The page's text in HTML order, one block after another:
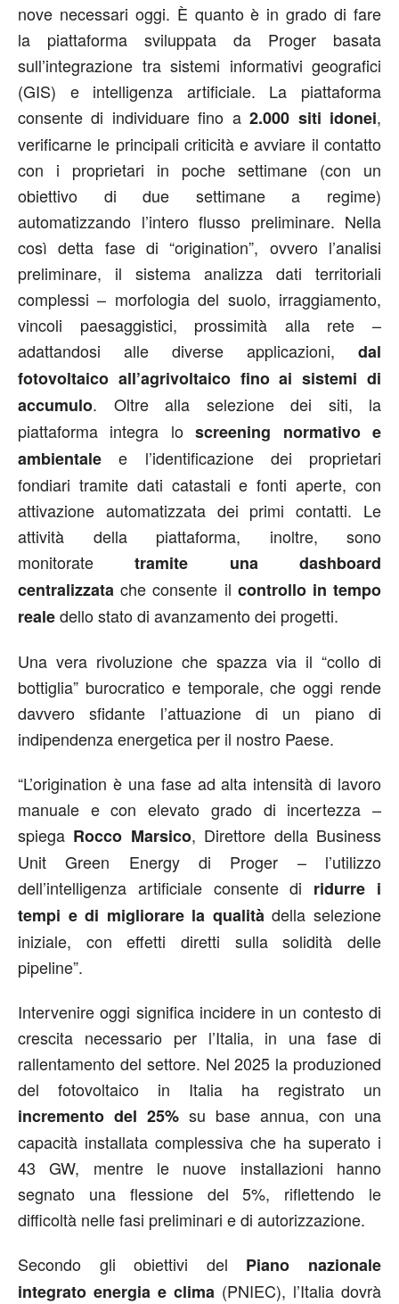
nove necessari oggi. È quanto è in grado di fare
la piattaforma sviluppata da Proger basata
sull’integrazione tra sistemi informativi geografici
(GIS) e intelligenza artificiale. La piattaforma
consente di individuare fino a2.000 siti idonei,
verificarne le principali criticità e avviare il contatto
con i proprietari in poche settimane (con un
obiettivo di due settimane a regime)
automatizzando l’intero flusso preliminare. Nella
così detta fase di “origination”, ovvero l’analisi
preliminare, il sistema analizza dati territoriali
complessi – morfologia del suolo, irraggiamento,
vincoli paesaggistici, prossimità alla rete –
adattandosi alle diverse applicazioni, dal
fotovoltaico all’agrivoltaico fino ai sistemi di
accumulo. Oltre alla selezione dei siti, la
piattaforma integra loscreening normativo e
ambientale e l’identificazione dei proprietari
fondiari tramite dati catastali e fonti aperte, con
attivazione automatizzata dei primi contatti. Le
attività della piattaforma, inoltre, sono
monitoratetramite una dashboard
centralizzata che consente il controllo in tempo
realedello stato di avanzamento dei progetti.
Una vera rivoluzione che spazza via il “collo di
bottiglia” burocratico e temporale, che oggi rende
davvero sfidante l’attuazione di un piano di
indipendenza energetica per il nostro Paese.
“L’origination è una fase ad alta intensità di lavoro
manuale e con elevato grado di incertezza –
spiega Rocco Marsico, Direttore della Business
Unit Green Energy di Proger – l’utilizzo
dell’intelligenza artificiale consente di ridurre i
tempi e di migliorare la qualità della selezione
iniziale, con effetti diretti sulla solidità delle
pipeline”.
Intervenire oggi significa incidere in un contesto di
crescita necessario per l’Italia, in una fase di
rallentamento del settore. Nel 2025 la produzioned
del fotovoltaico in Italia ha registrato un
incremento del 25% su base annua, con una
capacità installata complessiva che ha superato i
43 GW, mentre le nuove installazioni hanno
segnato una flessione del 5%, riflettendo le
difficoltà nelle fasi preliminari e di autorizzazione.
Secondo gli obiettivi del Piano nazionale
integrato energia e clima (PNIEC), l’Italia dovrà